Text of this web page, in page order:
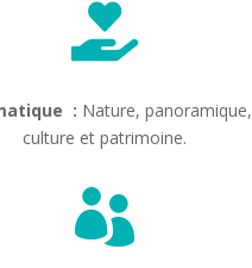

: Nature, panoramique,
culture et patrimoine.
